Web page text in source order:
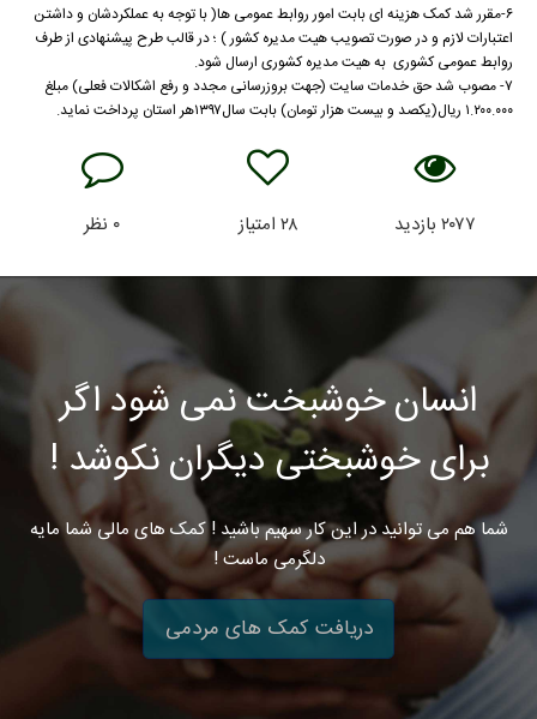
۶-مقرر شد کمک هزینه ای بابت امور روابط عمومی ها( با توجه به عملکردشان و داشتن
اعتبارات لازم و در صورت تصویب هیت مدیره کشور ) ؛ در قالب طرح پیشنهادی از طرف
روابط عمومی کشوری به هیت مدیره کشوری ارسال شود.
۷- مصوب شد حق خدمات سایت (جهت بروزرسانی مجدد و رفع اشکالات فعلی) مبلغ
۱.۲۰۰.۰۰۰ ریال(یکصد و بیست هزار تومان) بابت سال۱۳۹۷هر استان پرداخت نماید.
۲۰۷۷ بازدید ۲۸ امتیاز ۰ نظر
انسان خوشبخت نمی شود اگر
برای خوشبختی دیگران نکوشد !
شما هم می توانید در این کار سهیم باشید ! کمک های مالی شما مایه
دلگرمی ماست !
دریافت کمک های مردمی